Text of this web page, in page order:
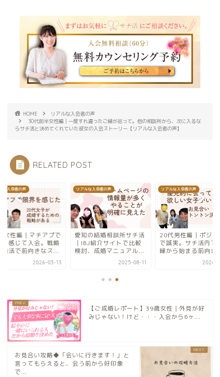
HOME
リアルな入会者の声
30代前半女性編｜一度すれ違ったご縁が巡って。他の相談所から、次に入るな
らサチ活と決めてくれていた彼女の入会ストーリー【リアルな入会者の声】
RELATED POST
な入会者の声
の結婚相談所サチ活
紹介サイトで比較
、成婚マニュアル...
2025-08-11
リアルな入会者の声
20代男性編｜ポジティブ
で誠実。サチ活内でのご
縁から始まる前向きな...
2026-02-10
リアルな入会者の声
20代女性編｜マチア
限界を感じて入会。
ある婚活で前向きな
2026-
【ご成婚レポート】39歳女性｜外見が好
みじゃない！けど・・・入会から6ヶ...
お見合い攻略◆「会いに行きます！」と
言ってもらえると、会う前から好印象
で...